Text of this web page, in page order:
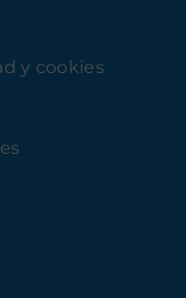
y cookies